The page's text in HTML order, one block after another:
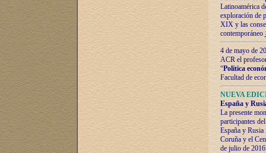
Latinoamérica
exploración de
XIX y las
contemporáneo
4 de mayo de
ACR el
“Política
Facultad de
NUEVA
España y
La presente
participantes
España y
Coruña y el
de julio de